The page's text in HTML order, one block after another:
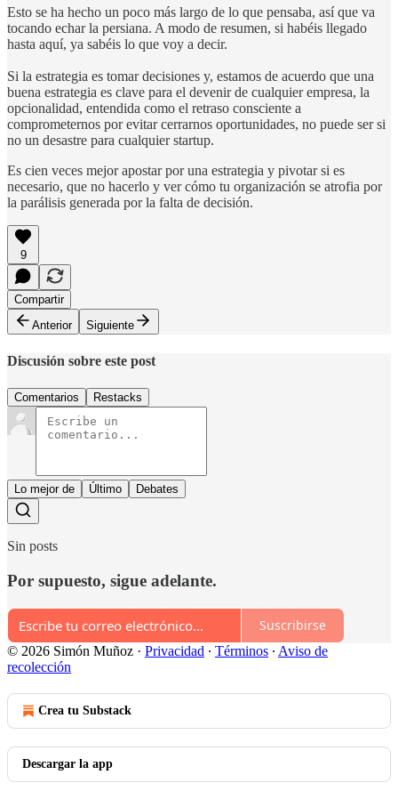
Esto se ha hecho un poco más largo de lo que pensaba, así que va
tocando echar la persiana. A modo de resumen, si habéis llegado
hasta aquí, ya sabéis lo que voy a decir.
Si la estrategia es tomar decisiones y, estamos de acuerdo que una
buena estrategia es clave para el devenir de cualquier empresa, la
opcionalidad, entendida como el retraso consciente a
comprometernos por evitar cerrarnos oportunidades, no puede ser si
no un desastre para cualquier startup.
Es cien veces mejor apostar por una estrategia y pivotar si es
necesario, que no hacerlo y ver cómo tu organización se atrofia por
la parálisis generada por la falta de decisión.
9
Compartir
Anterior
Siguiente
Discusión sobre este post
Comentarios Restacks
Lo mejor de Último Debates
Sin posts
Por supuesto, sigue adelante.
Suscribirse
© 2026 Simón Muñoz · Privacidad ∙ Términos ∙ Aviso de
recolección
Crea tu Substack
Descargar la app